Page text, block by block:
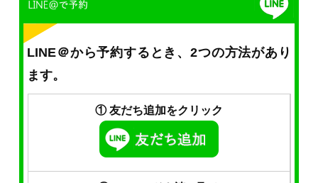
LINE＠から予約するとき、2つの方法があり
ます。
① 友だち追加をクリック